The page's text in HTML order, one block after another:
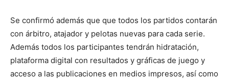
Se confirmó además que que todos los partidos contarán
con árbitro, atajador y pelotas nuevas para cada serie.
Además todos los participantes tendrán hidratación,
plataforma digital con resultados y gráficas de juego y
acceso a las publicaciones en medios impresos, así como